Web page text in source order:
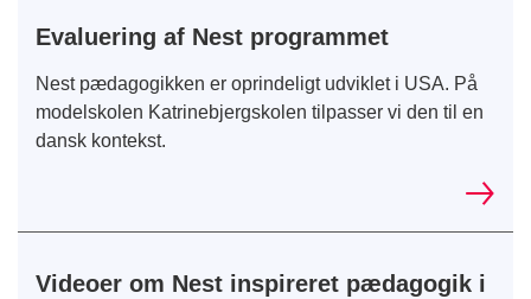
Evaluering af Nest programmet
Nest pædagogikken er oprindeligt udviklet i USA. På
modelskolen Katrinebjergskolen tilpasser vi den til en
dansk kontekst.
Videoer om Nest inspireret pædagogik i